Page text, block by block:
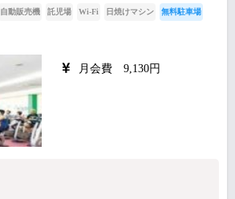
自動販売機 託児場 Wi-Fi 日焼けマシン 無料駐車場
月会費 9,130円